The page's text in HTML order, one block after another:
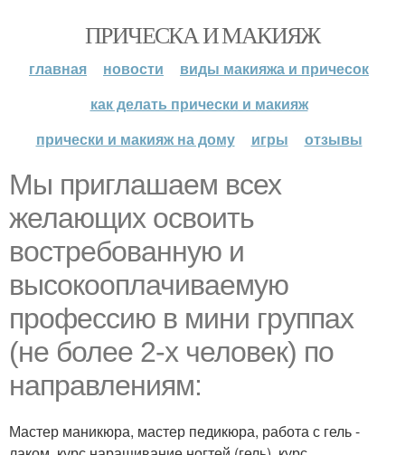
ПРИЧЕСКА И МАКИЯЖ
главная новости
виды макияжа и причесок
как делать прически и макияж
прически и макияж на дому
игры отзывы
Мы приглашаем всех
желающих освоить
востребованную и
высокооплачиваемую
профессию в мини группах
(не более 2-х человек) по
направлениям:
Мастер маникюра, мастер педикюра, работа с гель -